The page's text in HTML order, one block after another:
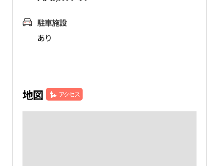
駐車施設
あり
地図 アクセス